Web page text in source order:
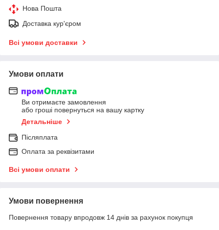
Нова Пошта
Доставка кур'єром
Всі умови доставки
Умови оплати
Ви отримаєте замовлення
або гроші повернуться на вашу картку
Детальніше
Післяплата
Оплата за реквізитами
Всі умови оплати
Умови повернення
Повернення товару впродовж 14 днів за рахунок покупця